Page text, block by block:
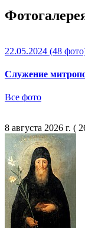
22.05.2024 (48
Служение
Все фото
8 августа 2026 г. (